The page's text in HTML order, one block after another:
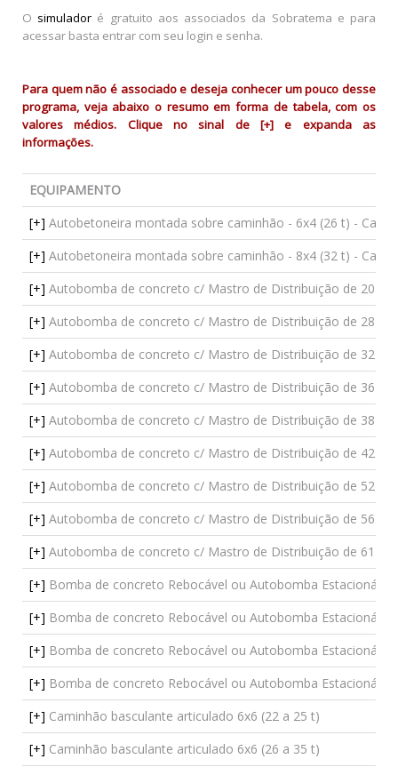
O simulador é gratuito aos associados da Sobratema e para
acessar basta entrar com seu login e senha.
Para quem não é associado e deseja conhecer um pouco desse
programa, veja abaixo o resumo em forma de tabela, com os
valores médios. Clique no sinal de [+] e expanda as
informações.
EQUIPAMENTO
[+] Autobetoneira montada sobre caminhão - 6x4 (26 t) -
[+] Autobetoneira montada sobre caminhão - 8x4 (32 t) -
[+] Autobomba de concreto c/ Mastro de Distribuição de 20 e
[+] Autobomba de concreto c/ Mastro de Distribuição de 28 m
[+] Autobomba de concreto c/ Mastro de Distribuição de 32 m
[+] Autobomba de concreto c/ Mastro de Distribuição de 36 e
[+] Autobomba de concreto c/ Mastro de Distribuição de 38 e
[+] Autobomba de concreto c/ Mastro de Distribuição de 42 e
[+] Autobomba de concreto c/ Mastro de Distribuição de 52 m
[+] Autobomba de concreto c/ Mastro de Distribuição de 56 e
[+] Autobomba de concreto c/ Mastro de Distribuição de 61 e
[+] Bomba de concreto Rebocável ou Autobomba
[+] Bomba de concreto Rebocável ou Autobomba
[+] Bomba de concreto Rebocável ou Autobomba
[+] Bomba de concreto Rebocável ou Autobomba
[+] Caminhão basculante articulado 6x6 (22 a 25 t)
[+] Caminhão basculante articulado 6x6 (26 a 35 t)